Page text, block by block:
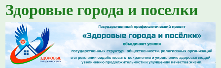
Здоровые города и поселки